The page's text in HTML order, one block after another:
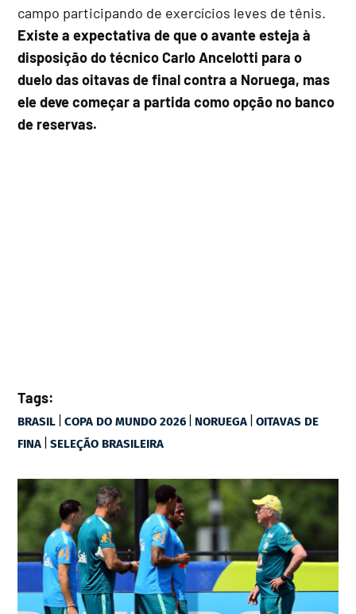
campo participando de exercícios leves de tênis.
Existe a expectativa de que o avante esteja à
disposição do técnico Carlo Ancelotti para o
duelo das oitavas de final contra a Noruega, mas
ele deve começar a partida como opção no banco
de reservas.
Tags:
BRASIL |COPA DO MUNDO 2026 | NORUEGA |OITAVAS DE
FINA |SELEÇÃO BRASILEIRA